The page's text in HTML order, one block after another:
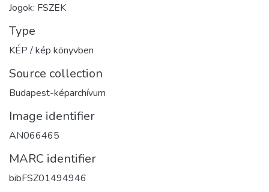
Jogok: FSZEK
Type
KÉP / kép könyvben
Source collection
Budapest-képarchívum
Image identifier
AN066465
MARC identifier
bibFSZ01494946